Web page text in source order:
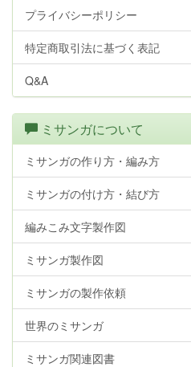
プライバシーポリシー
特定商取引法に基づく表記
Q&A
ミサンガについて
ミサンガの作り方・編み方
ミサンガの付け方・結び方
編みこみ文字製作図
ミサンガ製作図
ミサンガの製作依頼
世界のミサンガ
ミサンガ関連図書